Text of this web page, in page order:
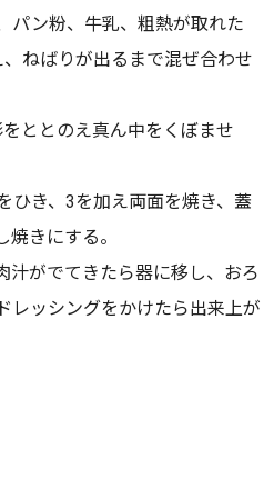
パン粉、牛乳、粗熱が取れた
ねばりが出るまで混ぜ合わせ
ととのえ真ん中をくぼませ
ひき、3を加え両面を焼き、蓋
きにする。
汁がでてきたら器に移し、おろ
レッシングをかけたら出来上が